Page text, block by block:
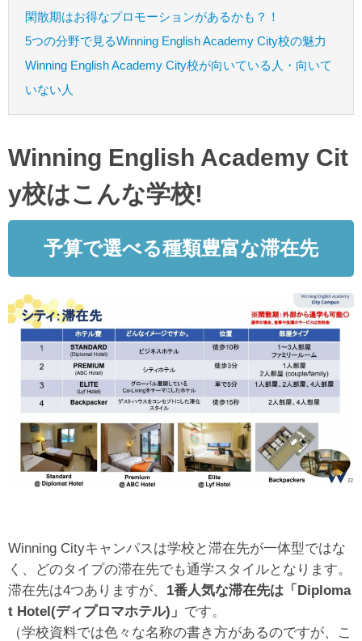
閑散期はお得なプロモーションがあるかも？！
5つの分野で見るWinning English Academy City校の魅力
Winning English Academy City校が向いている人・向いて
いない人
Winning English Academy Cit
y校はこんな学校!
予算で選べる種類豊富な滞在先
Winning Cityキャンパスは学校と滞在先が一体型ではな
く、どのタイプの滞在先でも通学スタイルとなります。
滞在先は4つありますが、 1番人気な滞在先は「Diploma
t Hotel(ディプロマホテル)」 です。
（学校資料では色々な名称の書き方があるのですが、こ